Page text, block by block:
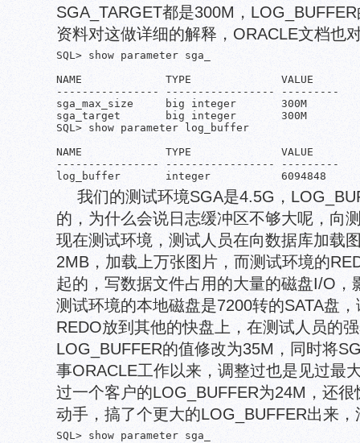
SGA_TARGET都是300M，
资料对这做详细的解释，ORACLE文档也
SQL> show parameter sga_
NAME             TYPE              VALUE
---------------- ----------------- ---------
sga_max_size     big integer       300M
sga_target       big integer       300M
SQL> show parameter log_buffer
NAME             TYPE              VALUE
---------------- ----------------- ---------
log_buffer       integer           6094848
我们的测试环境SGA是4.5G，
的，为什么会说日志缓冲区不够大呢，向
现在测试环境，测试人员在向数据库加载
2MB，加载上万张图片，而测试环境的
起的，写数据文件占用的大量的磁盘I/O，
测试环境的本地磁盘是7200转的SATA盘
REDO放到其他的快盘上，在测试人员的
LOG_BUFFER的值修改为35M，同时将
事ORACLE工作以来，调整过也是见过最
过一个客户的LOG_BUFFER为24M，还
动手，搞了个更大的LOG_BUFFER出来，
SQL> show parameter sga_